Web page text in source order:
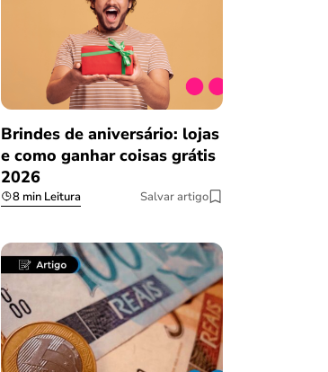
Achei muito rápido,
Comentário retirado da nossa
Brindes de aniversário: lojas
e como ganhar coisas grátis
2026
8 min Leitura Salvar artigo